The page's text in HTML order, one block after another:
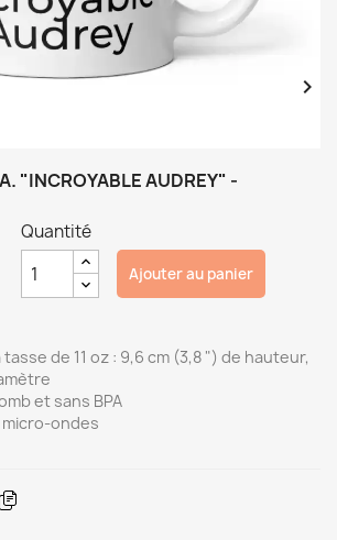

"INCROYABLE AUDREY" -
de 11 oz : 9,6 cm (3,8 ") de hauteur,
et sans BPA
micro-ondes
Quantité
Ajouter au panier